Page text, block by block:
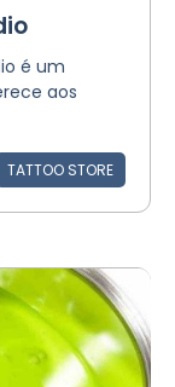
é um
aos
TATTOO STORE